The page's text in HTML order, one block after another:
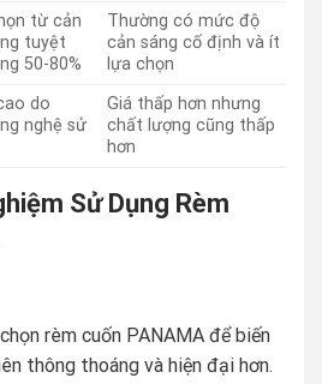
từ cản
tuyệt
50-80%
Thường có mức độ
cản sáng cố định và ít
lựa chọn
do
nghệ sử
Giá thấp hơn nhưng
chất lượng cũng thấp
hơn
Sử Dụng Rèm
rèm cuốn PANAMA để biến
thông thoáng và hiện đại hơn.